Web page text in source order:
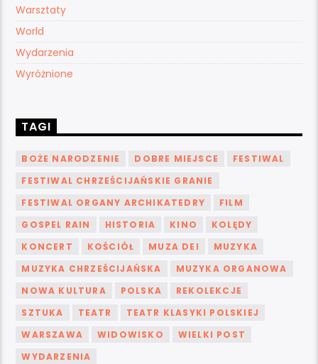
Warsztaty
World
Wydarzenia
Wyróżnione
TAGI
BOŻE NARODZENIE DOBRE MIEJSCE
FESTIWAL
FESTIWAL CHRZEŚCIJAŃSKIE GRANIE
FESTIWAL ORGANY ARCHIKATEDRY
FILM
GOSPEL RAIN
HISTORIA KINO
KOLĘDY
KONCERT
KOŚCIÓŁ MUZA DEI
MUZYKA
MUZYKA CHRZEŚCIJAŃSKA
MUZYKA ORGANOWA
NOWA KULTURA
POLSKA
REKOLEKCJE
SZTUKA
TEATR
TEATR KLASYKI POLSKIEJ
WARSZAWA
WIDOWISKO
WIELKI POST
WYDARZENIA